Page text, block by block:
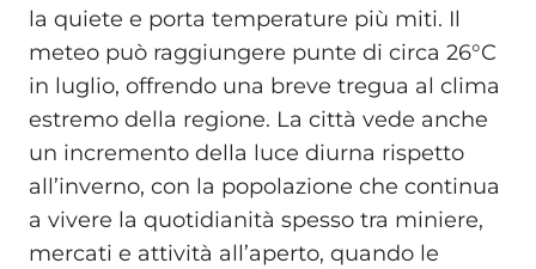
la quiete e porta temperature più miti. Il
meteo può raggiungere punte di circa 26°C
in luglio, offrendo una breve tregua al clima
estremo della regione. La città vede anche
un incremento della luce diurna rispetto
all’inverno, con la popolazione che continua
a vivere la quotidianità spesso tra miniere,
mercati e attività all’aperto, quando le